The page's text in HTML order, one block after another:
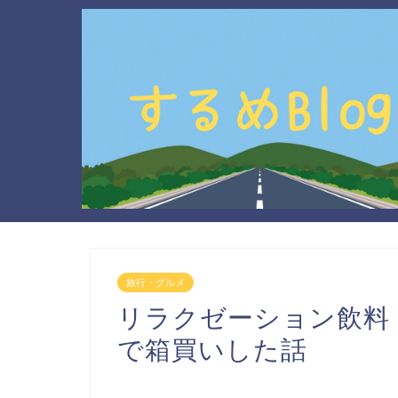
旅行・グルメ
リラクゼーション飲
で箱買いした話